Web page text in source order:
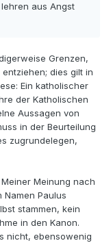
aus Angst
Grenzen,
dies gilt in
Ein katholischer
der Katholischen
Aussagen von
in der Beurteilung
zugrundelegen,
Meinung nach
Paulus
stammen, kein
in den Kanon.
nicht, ebensowenig